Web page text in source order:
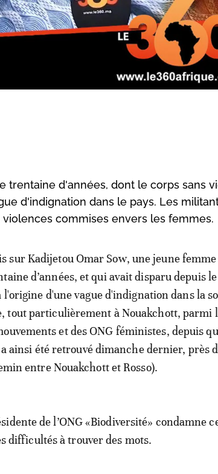
trentaine d'années, dont le corps sans
d'indignation dans le pays. Les
commises envers les femmes.
sur Kadijetou Omar Sow, une jeune
d’années, et qui avait disparu depuis
l'origine d'une vague d'indignation dans la
tout particulièrement à Nouakchott, parmi
et des ONG féministes, depuis
ainsi été retrouvé dimanche dernier, près
entre Nouakchott et Rosso).
de l’ONG «Biodiversité» condamne
difficultés à trouver des mots.